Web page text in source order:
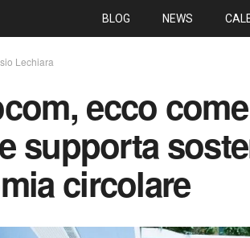
BLOG NEWS
Lechiara
ecco
supporta
circolare